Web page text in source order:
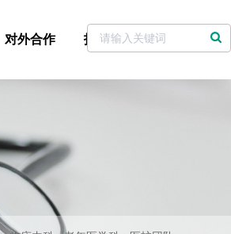
对外合作 招标采购 党委书记信箱